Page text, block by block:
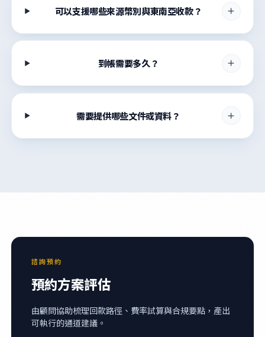
可以支援哪些來源幣別與東南亞收款？
到帳需要多久？
需要提供哪些文件或資料？
諮詢預約
預約方案評估
由顧問協助梳理回款路徑、費率試算與合規要點，產出
可執行的通道建議。